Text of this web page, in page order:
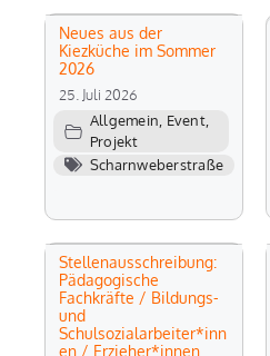
Neues aus der
Kiezküche im Sommer
2026
25. Juli 2026
Allgemein, Event,
Projekt
Scharnweberstraße
Stellenausschreibung:
Pädagogische
Fachkräfte / Bildungs-
und
Schulsozialarbeiter*inn
en / Erzieher*innen